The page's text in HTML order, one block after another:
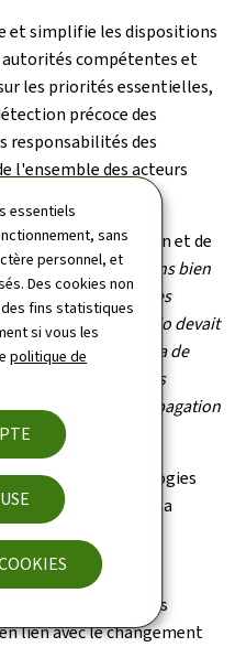
essentiels
sans
personnel, et
Des cookies non
fins statistiques
si vous les
politique de
et simplifie les dispositions
compétentes et
les priorités essentielles,
précoce des
responsabilités des
l'ensemble des acteurs
de l'Alimentation et de
"Nous espérons bien
à être épargné par les
Mais si un tel scénario devait
nous permettra de
œuvre les mesures
contre la propagation
accru aux technologies
électronique et la
afin
de contrôle.
de nouvelles
lien avec le changement